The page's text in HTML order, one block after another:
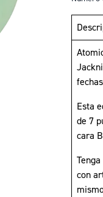
Esta
de 7
cara
con